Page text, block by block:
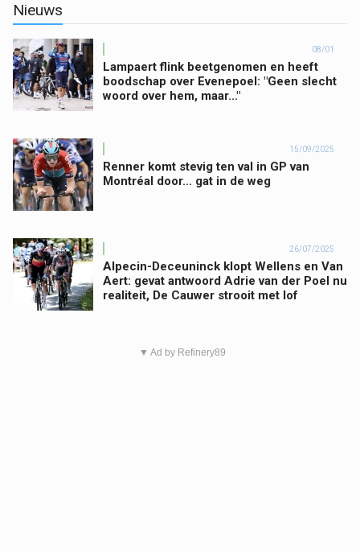
Nieuws
08/01
Lampaert flink beetgenomen en heeft
boodschap over Evenepoel: "Geen slecht
woord over hem, maar..."
15/09/2025
Renner komt stevig ten val in GP van
Montréal door... gat in de weg
26/07/2025
Alpecin-Deceuninck klopt Wellens en Van
Aert: gevat antwoord Adrie van der Poel nu
realiteit, De Cauwer strooit met lof
▼ Ad by Refinery89